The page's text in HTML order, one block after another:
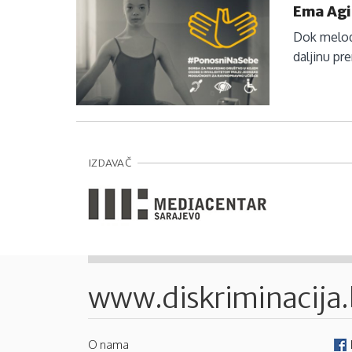
Ema
Dok
daljinu
IZDAVAČ
O nama